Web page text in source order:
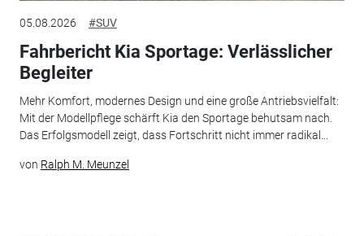
05.08.2026 #SUV
Fahrbericht Kia Sportage: Verlässlicher
Begleiter
Mehr Komfort, modernes Design und eine große Antriebsvielfalt:
Mit der Modellpflege schärft Kia den Sportage behutsam nach.
Das Erfolgsmodell zeigt, dass Fortschritt nicht immer radikal...
von Ralph M. Meunzel